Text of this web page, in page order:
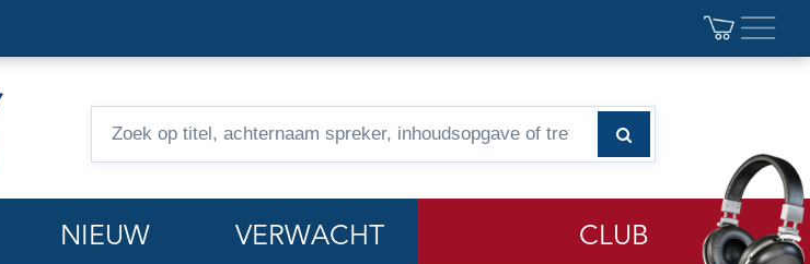
NIEUW VERWACHT CLUB